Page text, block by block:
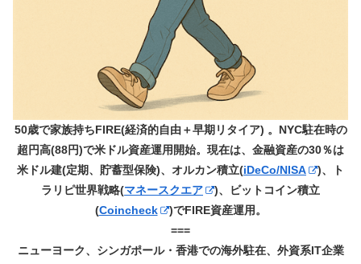
50歳で家族持ちFIRE(経済的自由＋早期リタイア) 。NYC駐在時の
超円高(88円)で米ドル資産運用開始。現在は、金融資産の30％は
米ドル建(定期、貯蓄型保険)、オルカン積立(iDeCo/NISA
)、ト
ラリピ世界戦略(マネースクエア
)、ビットコイン積立
(Coincheck
)でFIRE資産運用。
===
ニューヨーク、シンガポール・香港での海外駐在、外資系IT企業